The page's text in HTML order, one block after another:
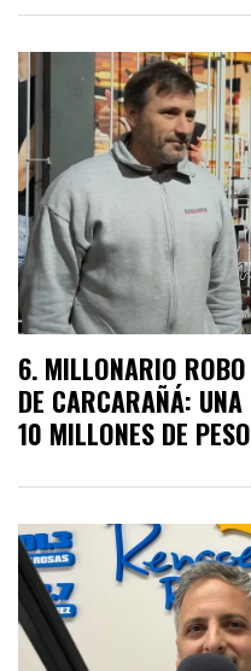
MILLONARIO
DE CARCARAÑÁ:
10 MILLONES DE